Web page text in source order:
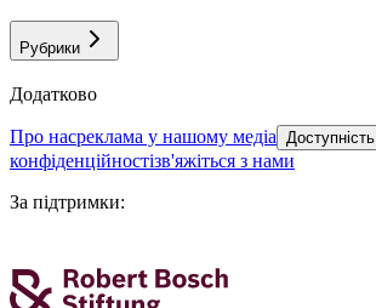
Рубрики
Додатково
про насреклама у нашому медіа Доступність
конфіденційностізв'яжіться з нами
За підтримки: